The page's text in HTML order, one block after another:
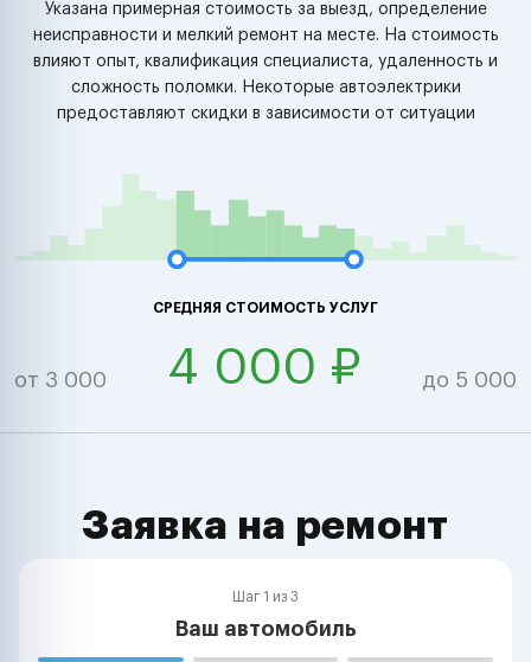
Указана примерная стоимость за выезд, определение
неисправности и мелкий ремонт на месте. На стоимость
влияют опыт, квалификация специалиста, удаленность и
сложность поломки. Некоторые автоэлектрики
предоставляют скидки в зависимости от ситуации
СРЕДНЯЯ СТОИМОСТЬ УСЛУГ
от 3 000 4 000 ₽ до 5 000
Заявка на ремонт
Шаг 1 из 3
Ваш автомобиль